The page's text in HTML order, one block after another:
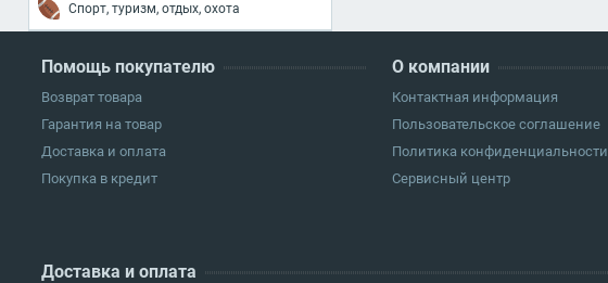
Спорт, туризм, отдых, охота
Помощь покупателю
Возврат товара
Гарантия на товар
Доставка и оплата
Покупка в кредит
О компании
Контактная информация
Пользовательское соглашение
Политика конфиденциальности
Сервисный центр
Доставка и оплата